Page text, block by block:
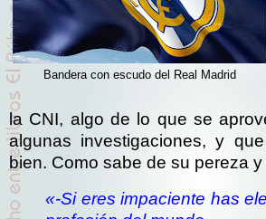
Bandera con escudo del Real Madrid
la CNI, algo de lo que se
algunas investigaciones, y
bien. Como sabe de su pereza
«-Si eres impaciente has